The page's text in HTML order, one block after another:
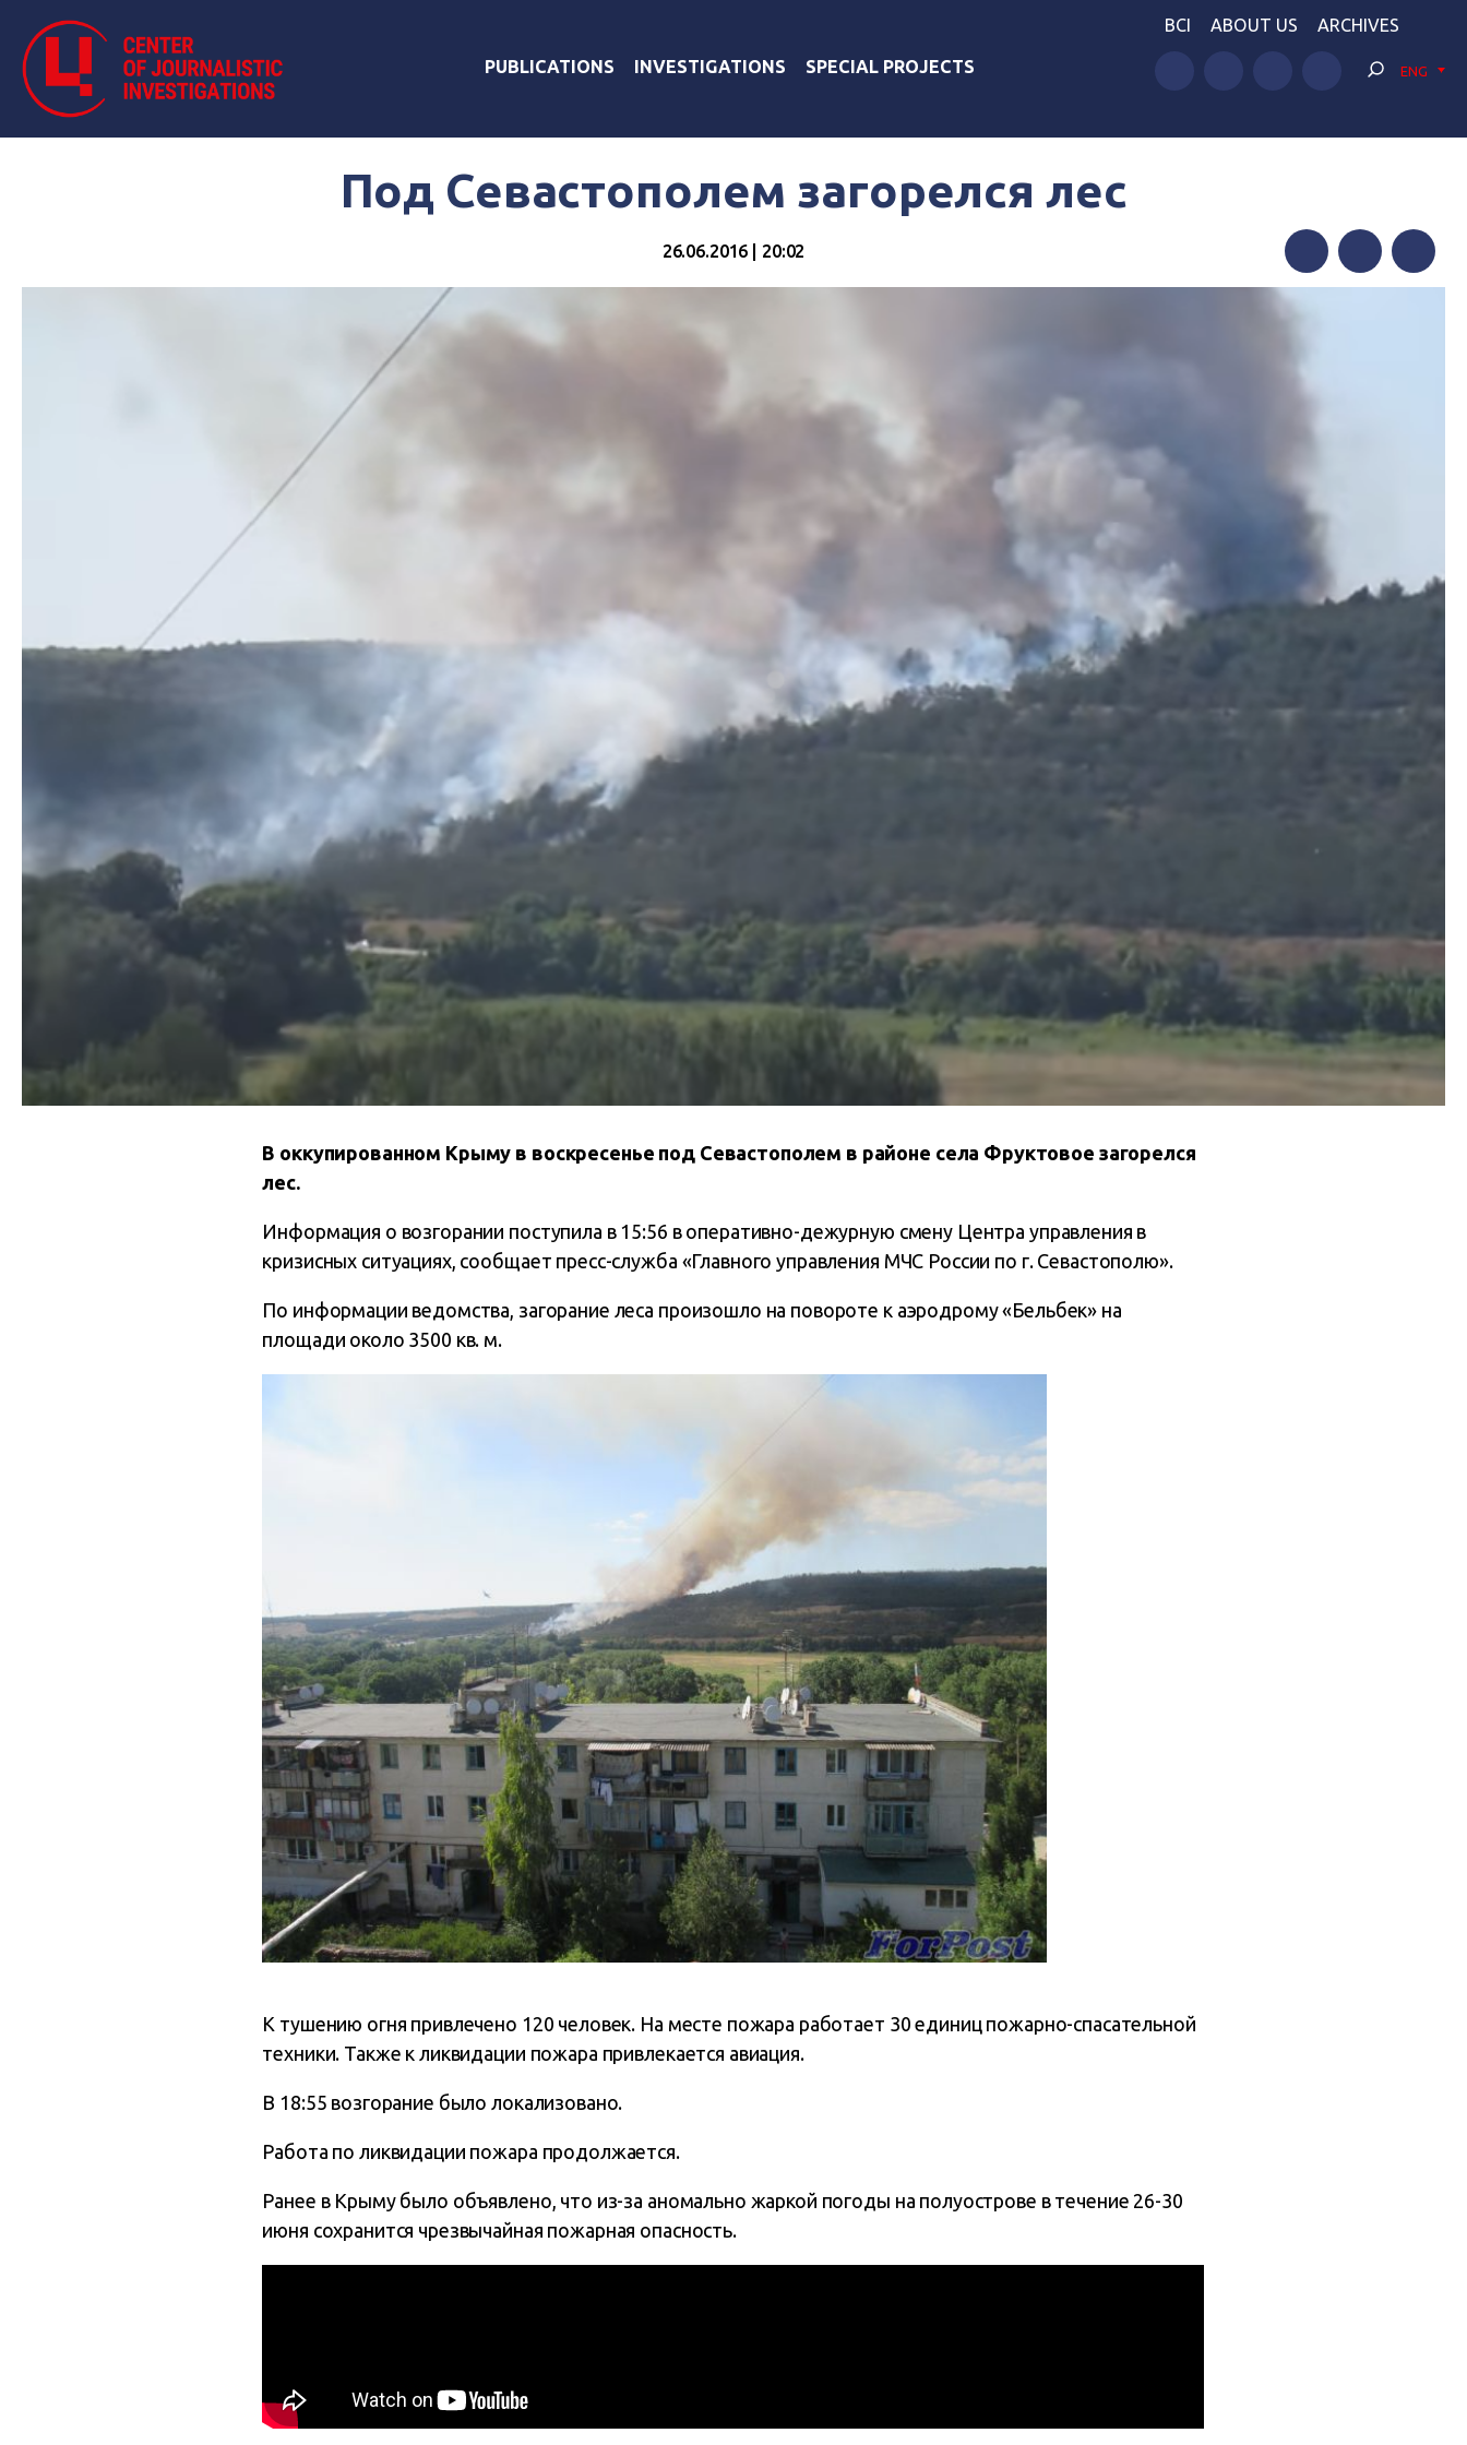
PUBLICATIONS INVESTIGATIONS SPECIAL PROJECTS
BCI ABOUT US ARCHIVES
ENG
Под Севастополем загорелся лес
26.06.2016 | 20:02
В оккупированном Крыму в воскресенье под Севастополем в районе села Фруктовое загорелся
лес.
Информация о возгорании поступила в 15:56 в оперативно-дежурную смену Центра управления в
кризисных ситуациях, сообщает пресс-служба «Главного управления МЧС России по г. Севастополю».
По информации ведомства, загорание леса произошло на повороте к аэродрому «Бельбек» на
площади около 3500 кв. м.
К тушению огня привлечено 120 человек. На месте пожара работает 30 единиц пожарно-спасательной
техники. Также к ликвидации пожара привлекается авиация.
В 18:55 возгорание было локализовано.
Работа по ликвидации пожара продолжается.
Ранее в Крыму было объявлено, что из-за аномально жаркой погоды на полуострове в течение 26-30
июня сохранится чрезвычайная пожарная опасность.